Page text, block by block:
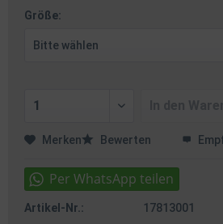
Größe:
Merken Bewerten
Artikel-Nr.: 17813001